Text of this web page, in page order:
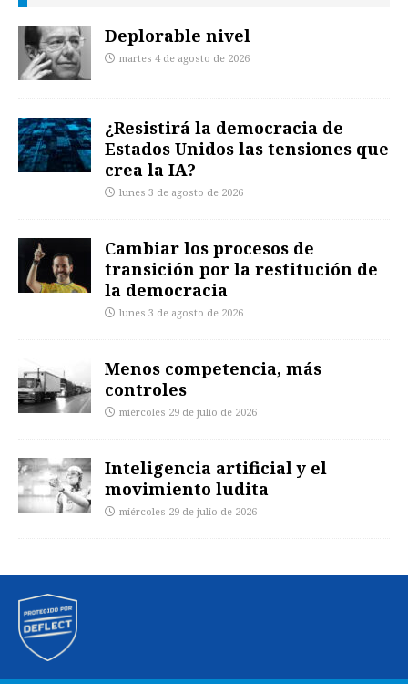
Deplorable nivel
martes 4 de agosto de 2026
¿Resistirá la democracia de
Estados Unidos las tensiones que
crea la IA?
lunes 3 de agosto de 2026
Cambiar los procesos de
transición por la restitución de
la democracia
lunes 3 de agosto de 2026
Menos competencia, más
controles
miércoles 29 de julio de 2026
Inteligencia artificial y el
movimiento ludita
miércoles 29 de julio de 2026